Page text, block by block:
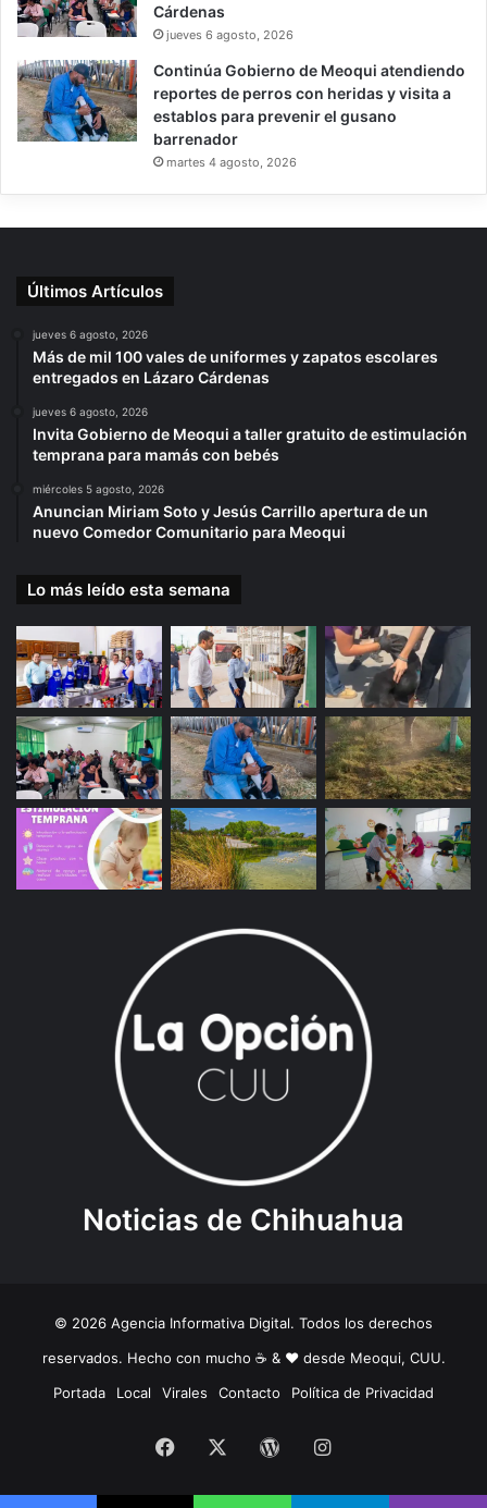
Cárdenas
jueves 6 agosto, 2026
Continúa Gobierno de Meoqui atendiendo
reportes de perros con heridas y visita a
establos para prevenir el gusano
barrenador
martes 4 agosto, 2026
Últimos Artículos
jueves 6 agosto, 2026
Más de mil 100 vales de uniformes y zapatos escolares
entregados en Lázaro Cárdenas
jueves 6 agosto, 2026
Invita Gobierno de Meoqui a taller gratuito de estimulación
temprana para mamás con bebés
miércoles 5 agosto, 2026
Anuncian Miriam Soto y Jesús Carrillo apertura de un
nuevo Comedor Comunitario para Meoqui
Lo más leído esta semana
Noticias de Chihuahua
© 2026 Agencia Informativa Digital. Todos los derechos
reservados. Hecho con mucho ☕️ & ❤️ desde Meoqui, CUU.
Portada
Local Virales Contacto Política de Privacidad
Facebook WordPressInstagram